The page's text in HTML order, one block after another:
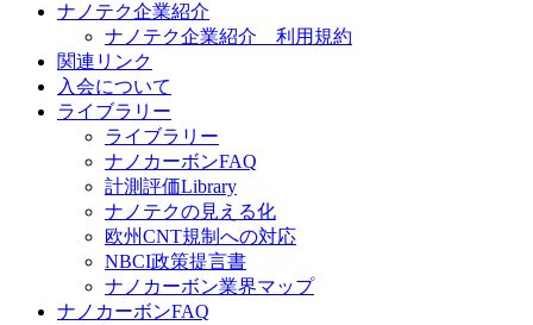
ナノテク企業紹介
ナノテク企業紹介 利用規約
関連リンク
入会について
ライブラリー
ライブラリー
ナノカーボンFAQ
計測評価Library
ナノテクの見える化
欧州CNT規制への対応
NBCI政策提言書
ナノカーボン業界マップ
ナノカーボンFAQ